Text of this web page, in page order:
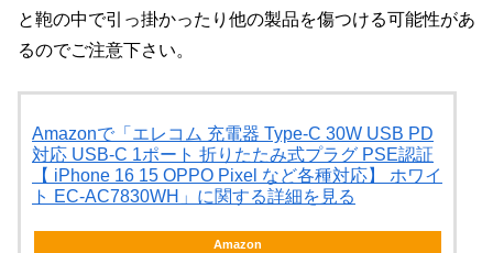
と鞄の中で引っ掛かったり他の製品を傷つける可能性があ
るのでご注意下さい。
Amazonで「エレコム 充電器 Type-C 30W USB PD
対応 USB-C 1ポート 折りたたみ式プラグ PSE認証
【 iPhone 16 15 OPPO Pixel など各種対応】 ホワイ
ト EC-AC7830WH」に関する詳細を見る
Amazon